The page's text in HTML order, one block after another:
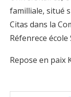
familliale, situé
Citas dans la
Réfenrece
Repose en paix